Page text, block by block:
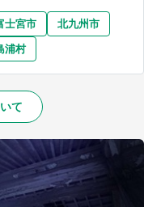
士宮市
北九州市
浦村
て